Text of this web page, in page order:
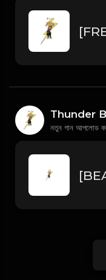
Thunder
নতুন গান আপলোড